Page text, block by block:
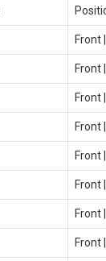
Front
Front
Front
Front
Front
Front
Front
Front